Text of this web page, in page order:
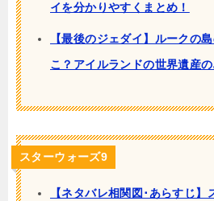
イを分かりやすくまとめ！
【最後のジェダイ】ルークの
こ？アイルランドの世界遺産の
スターウォーズ9
【ネタバレ相関図･あらすじ】